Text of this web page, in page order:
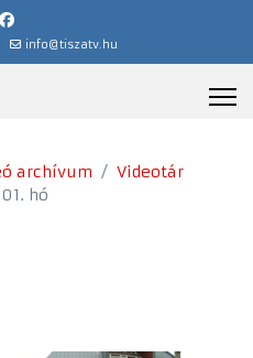
info@tiszatv.hu
archívum
Videotár
hó